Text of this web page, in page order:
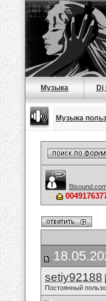
Музыка Dj
Музыка
setiy92188
Постоянный